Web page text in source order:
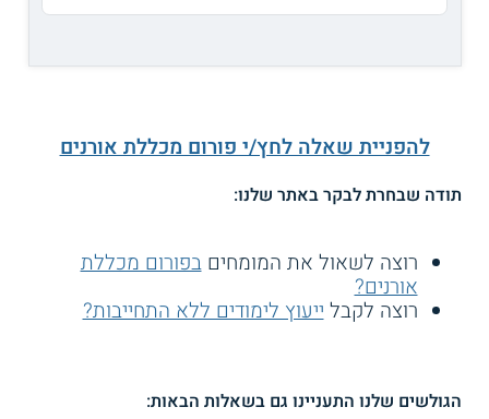
להפניית שאלה לחץ/י פורום מכללת אורנים
תודה שבחרת לבקר באתר שלנו:
רוצה לשאול את המומחיםבפורום מכללת
אורנים?
רוצה לקבלייעוץ לימודים ללא התחייבות?
הגולשים שלנו התעניינו גם בשאלות הבאות: